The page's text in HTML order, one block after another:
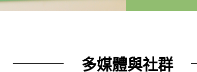
多媒體與社群